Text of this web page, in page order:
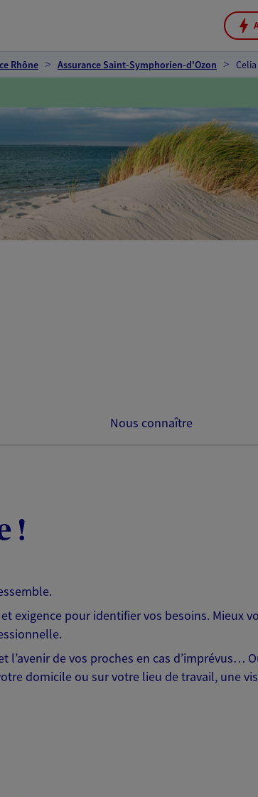
Rhône Assurance Saint-Symphorien-d'Ozon
Nous connaître
!
exigence pour identifier vos besoins. Mieux
de vos proches en cas d’imprévus…
domicile ou sur votre lieu de travail, une